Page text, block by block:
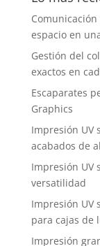
espacio en
Gestión del
exactos en
Escaparates
Graphics
Impresión UV
acabados de
Impresión UV
versatilidad
Impresión UV
para cajas de
Impresión